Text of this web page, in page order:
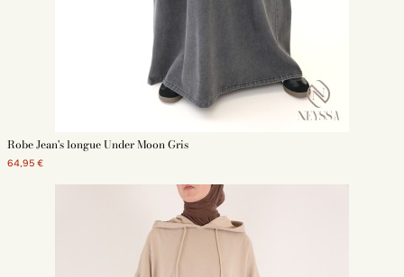
Robe Jean's longue Under Moon Gris
64,95 €